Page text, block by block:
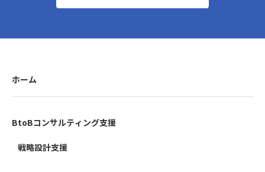
ホーム
BtoBコンサルティング支援
戦略設計支援